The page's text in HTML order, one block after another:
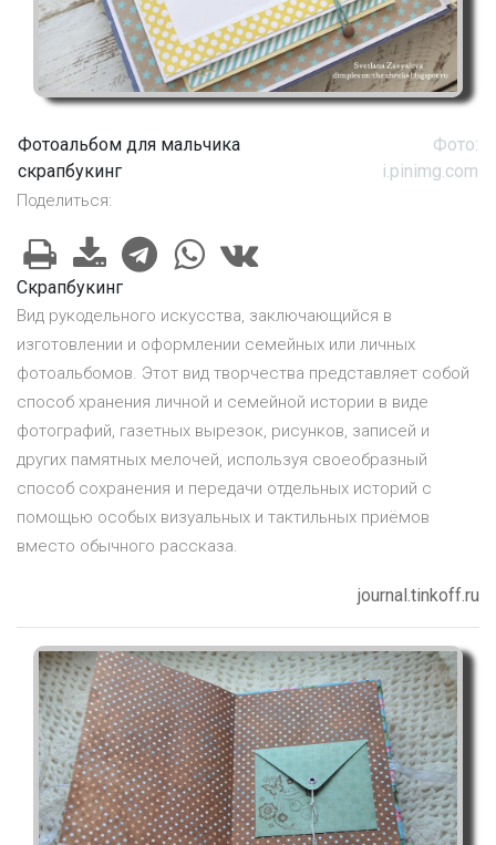
Фотоальбом для мальчика
скрапбукинг
Фото:
i.pinimg.com
Поделиться:
Скрапбукинг
Вид рукодельного искусства, заключающийся в
изготовлении и оформлении семейных или личных
фотоальбомов. Этот вид творчества представляет собой
способ хранения личной и семейной истории в виде
фотографий, газетных вырезок, рисунков, записей и
других памятных мелочей, используя своеобразный
способ сохранения и передачи отдельных историй с
помощью особых визуальных и тактильных приёмов
вместо обычного рассказа.
journal.tinkoff.ru